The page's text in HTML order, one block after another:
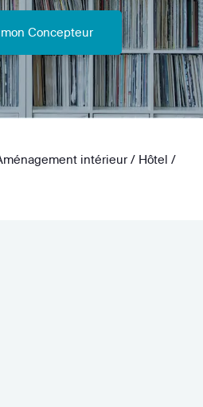
Concepteur
intérieur / Hôtel /